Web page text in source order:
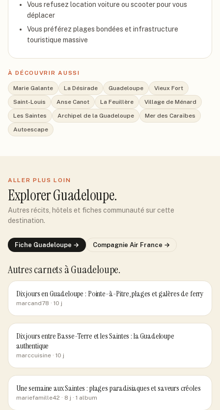
Vous refusez location voiture ou scooter pour vous
déplacer
Vous préférez plages bondées et infrastructure
touristique massive
À DÉCOUVRIR AUSSI
Marie Galante La Désirade Guadeloupe
Vieux Fort
Saint-Louis
Anse Canot La Feuillère
Village de Ménard
Les Saintes
Archipel de la Guadeloupe
Mer des Caraïbes
Autoescape
ALLER PLUS LOIN
ExplorerGuadeloupe.
Autres récits, hôtels et fiches communauté sur cette
destination.
Fiche Guadeloupe → Compagnie Air France →
Autres carnets à Guadeloupe.
Dix jours en Guadeloupe : Pointe-à-Pitre, plages et galères de ferry
marcand78 · 10 j
Dix jours entre Basse-Terre et les Saintes : la Guadeloupe
authentique
marccuisine · 10 j
Une semaine aux Saintes : plages paradisiaques et saveurs créoles
mariefamille42 · 8 j · 1 album